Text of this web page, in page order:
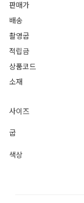
판매가
배송
촬영굽
적립금
상품코드
소재
사이즈
굽
색상